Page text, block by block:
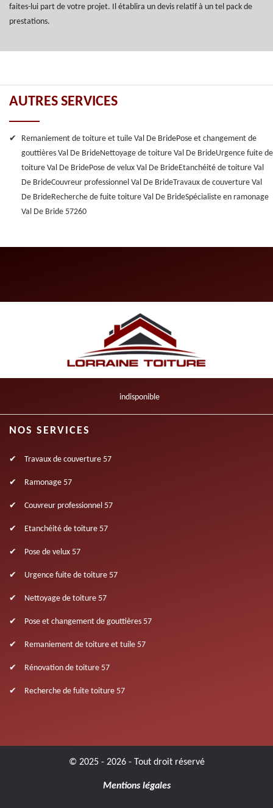
faites-lui part de votre projet. Il établira un devis relatif à un tel pack de
prestations.
AUTRES SERVICES
Remaniement de toiture et tuile Val De BridePose et changement de
gouttières Val De BrideNettoyage de toiture Val De BrideUrgence fuite de
toiture Val De BridePose de velux Val De BrideEtanchéité de toiture Val
De BrideCouvreur professionnel Val De BrideTravaux de couverture Val
De BrideRecherche de fuite toiture Val De BrideSpécialiste en ramonage
Val De Bride 57260
indisponible
NOS SERVICES
Travaux de couverture 57
Ramonage 57
Couvreur professionnel 57
Etanchéité de toiture 57
Pose de velux 57
Urgence fuite de toiture 57
Nettoyage de toiture 57
Pose et changement de gouttières 57
Remaniement de toiture et tuile 57
Rénovation de toiture 57
Recherche de fuite toiture 57
© 2025 - 2026 - Tout droit réservé
Mentions légales